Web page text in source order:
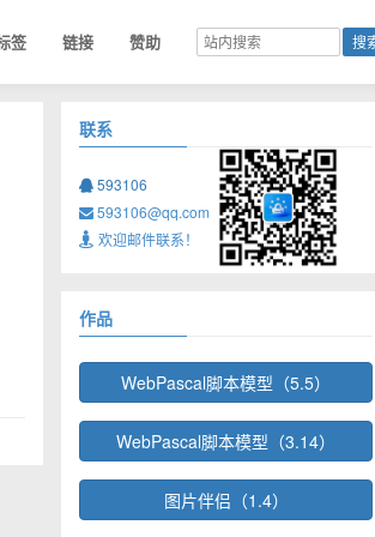
签 链接 赞助
联系
593106
593106@qq.com
欢迎邮件联系！
作品
WebPascal脚本模型（5.5）
WebPascal脚本模型（3.14）
图片伴侣（1.4）